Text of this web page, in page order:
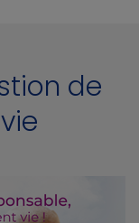
de